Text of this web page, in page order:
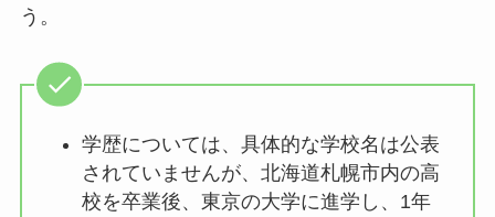
う。
学歴については、具体的な学校名は公表
されていませんが、北海道札幌市内の高
校を卒業後、東京の大学に進学し、1年